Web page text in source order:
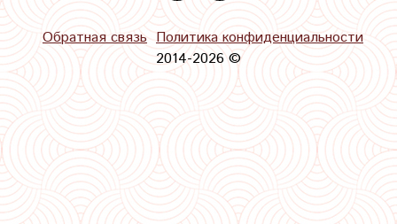
Обратная связь Политика конфиденциальности
2014-2026 ©